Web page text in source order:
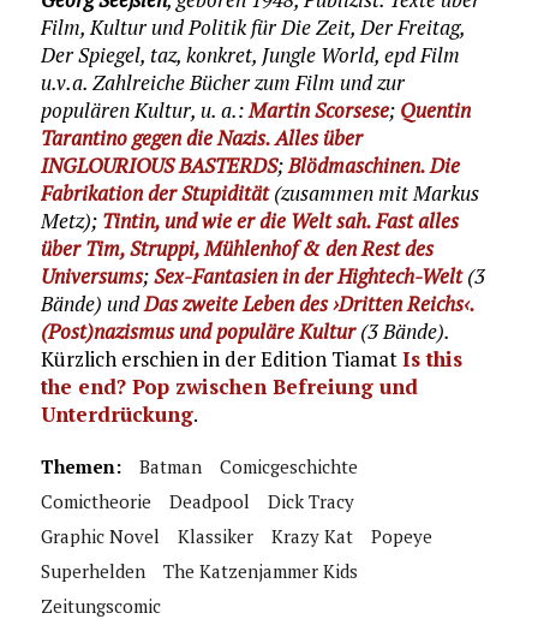
Film, Kultur und Politik für Die Zeit, Der Freitag,
Der Spiegel, taz, konkret, Jungle World, epd Film
u.v.a. Zahlreiche Bücher zum Film und zur
populären Kultur, u. a.:Martin Scorsese; Quentin
Tarantino gegen die Nazis. Alles über
INGLOURIOUS BASTERDS;Blödmaschinen. Die
Fabrikation der Stupidität(zusammen mit Markus
Metz); Tintin, und wie er die Welt sah. Fast alles
über Tim, Struppi, Mühlenhof & den Rest des
Universums;Sex-Fantasien in der Hightech-Welt(3
Bände) undDas zweite Leben des ›Dritten Reichs‹.
(Post)nazismus und populäre Kultur(3 Bände).
Kürzlich erschien in der Edition TiamatIs this
the end? Pop zwischen Befreiung und
Unterdrückung.
Themen: Batman
Comicgeschichte
Comictheorie
Deadpool
Dick Tracy
Graphic Novel
Klassiker Krazy Kat
Popeye
Superhelden
The Katzenjammer Kids
Zeitungscomic